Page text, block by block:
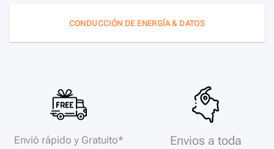
CONDUCCIÓN DE ENERGÍA & DATOS
Envió rápido y Gratuito*
Envios a toda